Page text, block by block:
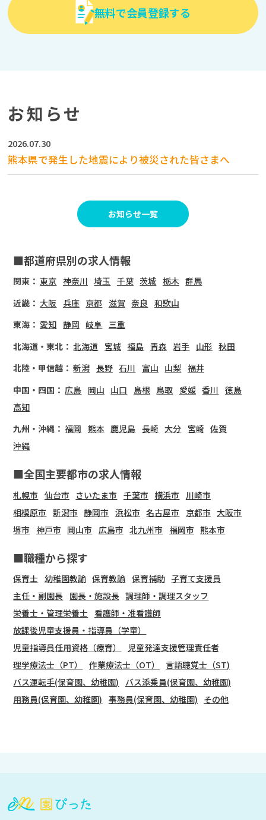
無料で会員登録する
お知らせ
2026.07.30
熊本県で発生した地震により被災された皆さまへ
お知らせ一覧
■都道府県別の求人情報
関東： 東京 神奈川 埼玉 千葉 茨城 栃木 群馬
近畿： 大阪 兵庫 京都 滋賀 奈良 和歌山
東海： 愛知 静岡 岐阜
三重
北海道・東北： 北海道 宮城 福島 青森 岩手 山形 秋田
北陸・甲信越： 新潟 長野 石川 富山 山梨 福井
中国・四国： 広島 岡山 山口 島根 鳥取 愛媛 香川 徳島
高知
九州・沖縄： 福岡 熊本 鹿児島 長崎 大分 宮崎 佐賀
沖縄
■全国主要都市の求人情報
札幌市 仙台市 さいたま市 千葉市 横浜市
川崎市
相模原市 新潟市 静岡市 浜松市 名古屋市 京都市 大阪市
堺市 神戸市 岡山市 広島市 北九州市 福岡市 熊本市
■職種から探す
保育士 幼稚園教諭 保育教諭 保育補助 子育て支援員
主任・副園長 園長・施設長 調理師・調理スタッフ
栄養士・管理栄養士 看護師・准看護師
放課後児童支援員・指導員（学童）
児童指導員任用資格（療育）
児童発達支援管理責任者
理学療法士（PT）
作業療法士（OT）
言語聴覚士（ST)
バス運転手(保育園、幼稚園)
バス添乗員(保育園、幼稚園)
用務員(保育園、幼稚園) 事務員(保育園、幼稚園) その他
登